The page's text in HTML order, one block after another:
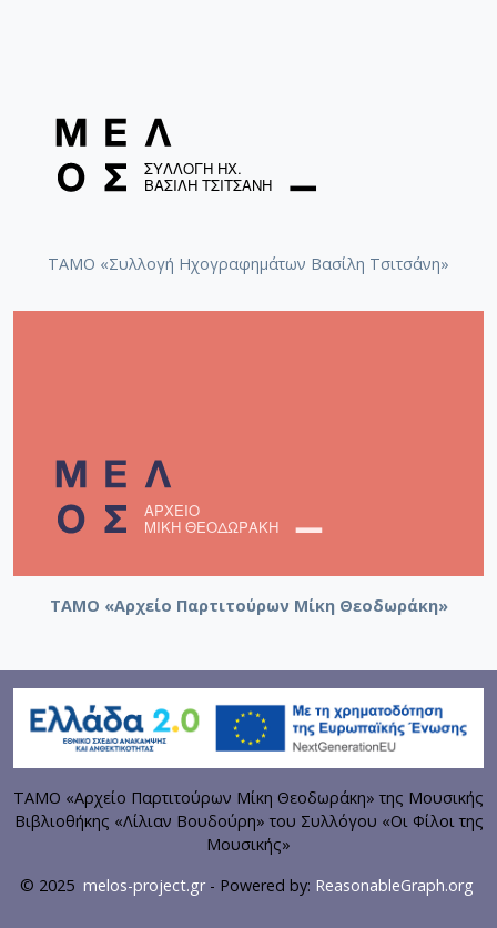
ΤΑΜΟ «Συλλογή Ηχογραφημάτων Βασίλη Τσιτσάνη»
ΤΑΜΟ «Αρχείο Παρτιτούρων Μίκη Θεοδωράκη»
ΤΑΜΟ «Αρχείο Παρτιτούρων Μίκη Θεοδωράκη» της Μουσικής
Βιβλιοθήκης «Λίλιαν Βουδούρη» του Συλλόγου «Οι Φίλοι της
Μουσικής»
© 2025 melos-project.gr- Powered by: ReasonableGraph.org